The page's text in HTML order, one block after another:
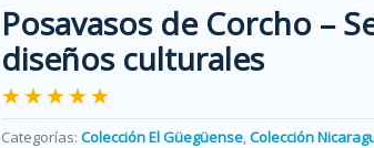
Posavasos de Corcho –
diseños culturales
★★★★★
Categorías: Colección El Güegüense,Colección